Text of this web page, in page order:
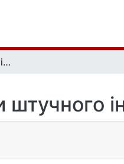
Настільні комп’ютерні ігри з елементами штучного інтелекту
штучного